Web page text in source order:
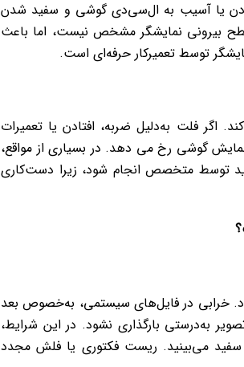
یا آسیب به ال‌سی‌دی گوشی و سفید شدن
بیرونی نمایشگر مشخص نیست، اما باعث
توسط تعمیرکار حرفه‌ای است.
اگر فلت به‌دلیل ضربه، افتادن یا تعمیرات
گوشی رخ می دهد. در بسیاری از مواقع،
توسط متخصص انجام شود، زیرا دست‌کاری
خرابی در فایل‌های سیستمی، به‌خصوص بعد
به‌درستی بارگذاری نشود. در این شرایط،
می‌بینید. ریست فکتوری یا فلش مجدد